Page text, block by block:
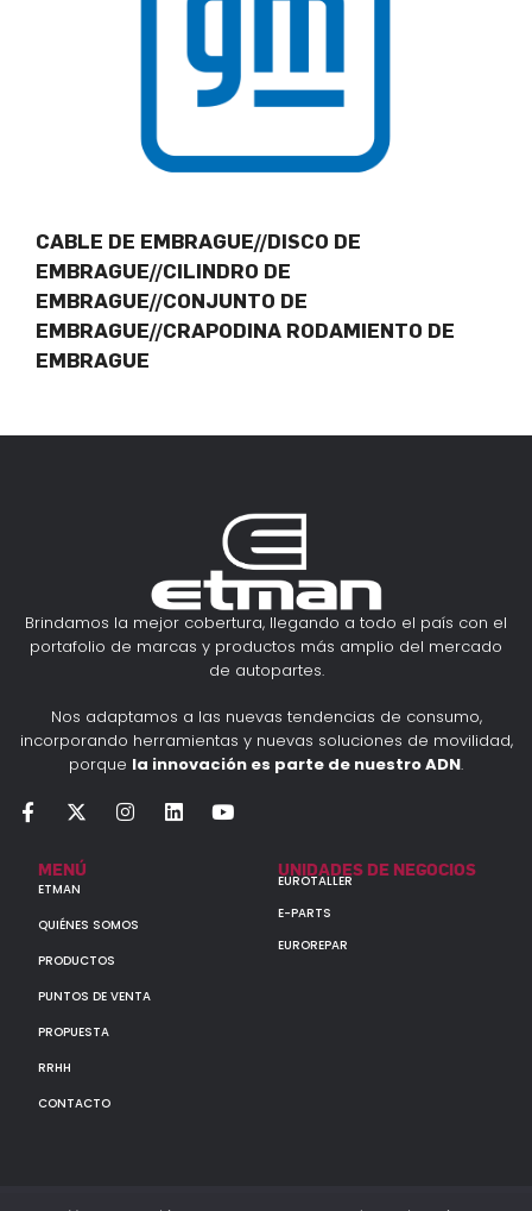
CABLE DE EMBRAGUE//DISCO DE
EMBRAGUE//CILINDRO DE
EMBRAGUE//CONJUNTO DE
EMBRAGUE//CRAPODINA RODAMIENTO DE
EMBRAGUE
Brindamos la mejor cobertura, llegando a todo el país con el
portafolio de marcas y productos más amplio del mercado
de autopartes.
Nos adaptamos a las nuevas tendencias de consumo,
incorporando herramientas y nuevas soluciones de movilidad,
porque la innovación es parte de nuestro ADN.
MENÚ
ETMAN
QUIÉNES SOMOS
PRODUCTOS
PUNTOS DE VENTA
PROPUESTA
RRHH
CONTACTO
UNIDADES DE NEGOCIOS
EUROTALLER
E-PARTS
EUROREPAR